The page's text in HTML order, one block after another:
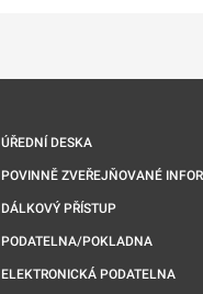
ÚŘEDNÍ DESKA
POVINNĚ ZVEŘEJŇOVANÉ
DÁLKOVÝ PŘÍSTUP
PODATELNA/POKLADNA
ELEKTRONICKÁ PODATELNA